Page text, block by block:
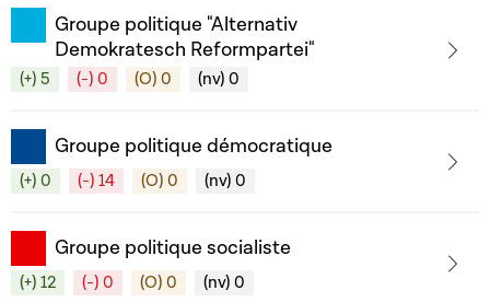
Groupe politique "Alternativ
Demokratesch Reformpartei"
(+) 5 (-) 0 (O) 0 (nv) 0
Groupe politique démocratique
(+) 0 (-) 14 (O) 0 (nv) 0
Groupe politique socialiste
(+) 12 (-) 0 (O) 0 (nv) 0